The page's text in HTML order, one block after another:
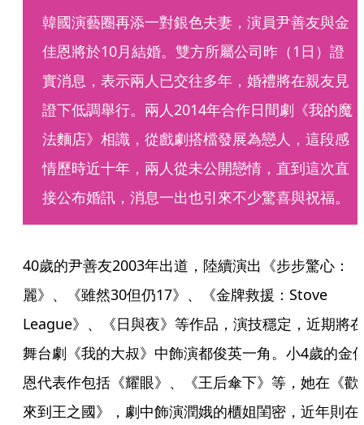
韓國演藝圈再添一對銀色夫妻，演員尹善友與金
佳恩將於10月結婚。雙方所屬公司昨（1日）證
實消息，表示兩人已交往多年，婚禮將在親友見
證下低調舉行。兩人2014年合作日間劇《我的魔
法麵店》相識，從戲劇搭檔發展為戀人，這段感
情歷時近十年，兩人從未公開戀情，直到這次直
接公布婚訊，消息一出也引來不少驚喜與祝福。
40歲的尹善友2003年出道，陸續演出《步步驚心：
麗》、《雖然30但仍17》、《金牌救援：Stove
League》、《日與夜》等作品，演技穩定，近期將在
舞台劇《我的大叔》中飾演都俊英一角。小4歲的金
恩代表作包括《耀眼》、《王后傘下》等，她在《歡
來到王之國》，劇中飾演潤娥的櫃姐閨密，近年則在